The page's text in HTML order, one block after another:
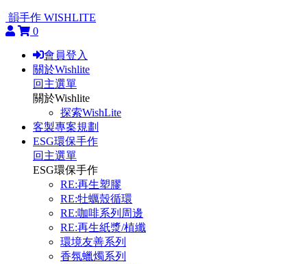
韻手作 WISHLITE
0
會員登入
關於Wishlite
回主選單
關於Wishlite
探索WishLite
客製專案規劃
ESG環保手作
回主選單
ESG環保手作
RE:再生塑膠
RE:牡蠣殼循環
RE:咖啡系列周邊
RE:再生紙漿/植纖
環境友善系列
香氛蠟燭系列